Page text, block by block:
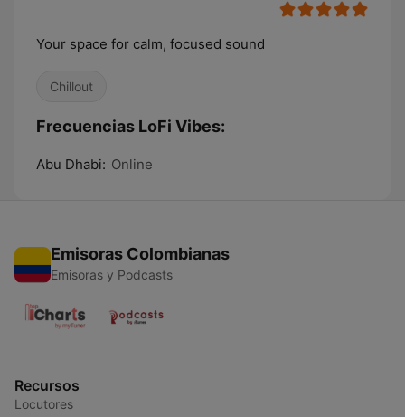
Your space for calm, focused sound
Chillout
Frecuencias LoFi Vibes:
Abu Dhabi: Online
Emisoras Colombianas
Emisoras y Podcasts
Recursos
Locutores